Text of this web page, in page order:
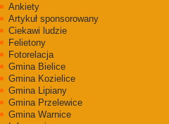
Ankiety
Artykuł sponsorowany
Ciekawi ludzie
Felietony
Fotorelacja
Gmina Bielice
Gmina Kozielice
Gmina Lipiany
Gmina Przelewice
Gmina Warnice